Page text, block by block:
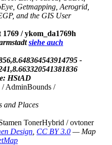
Getmapping, Aerogrid,
and the GIS User
/ ykom_da1769h
siehe auch
-
HStAD
AdminBounds /
and Places
TonerHybrid / ovtoner
Design CC BY 3.0 — Map